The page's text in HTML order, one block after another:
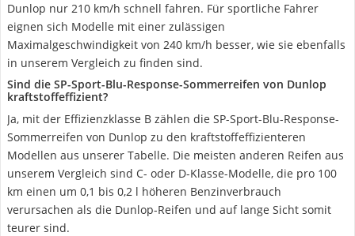
Dunlop nur 210 km/h schnell fahren. Für sportliche Fahrer
eignen sich Modelle mit einer zulässigen
Maximalgeschwindigkeit von 240 km/h besser, wie sie ebenfalls
in unserem Vergleich zu finden sind.
Sind die SP-Sport-Blu-Response-Sommerreifen von Dunlop
kraftstoffeffizient?
Ja, mit der Effizienzklasse B zählen die SP-Sport-Blu-Response-
Sommerreifen von Dunlop zu den kraftstoffeffizienteren
Modellen aus unserer Tabelle. Die meisten anderen Reifen aus
unserem Vergleich sind C- oder D-Klasse-Modelle, die pro 100
km einen um 0,1 bis 0,2 l höheren Benzinverbrauch
verursachen als die Dunlop-Reifen und auf lange Sicht somit
teurer sind.